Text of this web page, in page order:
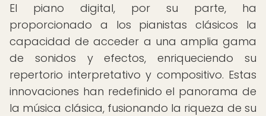
El piano digital, por su parte, ha
proporcionado a los pianistas clásicos la
capacidad de acceder a una amplia gama
de sonidos y efectos, enriqueciendo su
repertorio interpretativo y compositivo. Estas
innovaciones han redefinido el panorama de
la música clásica, fusionando la riqueza de su